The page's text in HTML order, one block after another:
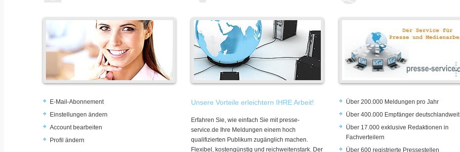
E-Mail-Abonnement
Einstellungen ändern
Account bearbeiten
Profil ändern
Unsere Vorteile erleichtern IHRE Arbeit!
Erfahren Sie, wie einfach Sie mit presse-
service.de Ihre Meldungen einem hoch
qualifizierten Publikum zugänglich machen.
Flexibel, kostengünstig und reichweitenstark. Der
Über 200.000 Meldungen pro Jahr
Über 400.000 Empfänger deutschlandweit
Über 17.000 exklusive Redaktionen in
Fachverteilern
Über 600 registrierte Pressestellen